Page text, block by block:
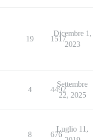
19 1517
Dicembre 1,
2023
4 4492
Settembre
22, 2025
8 676
Luglio 11,